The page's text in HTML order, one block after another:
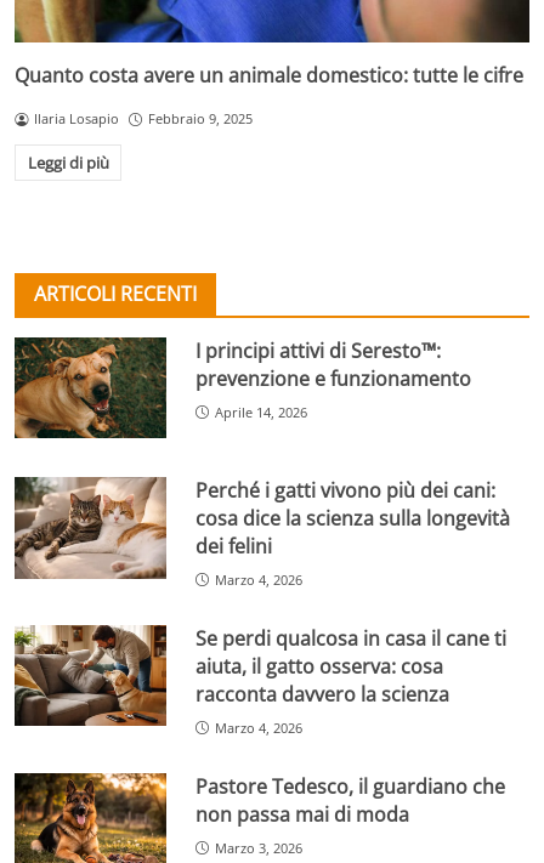
Quanto costa avere un animale domestico: tutte le cifre
Ilaria Losapio Febbraio 9, 2025
Leggi di più
ARTICOLI RECENTI
I principi attivi di Seresto™:
prevenzione e funzionamento
Aprile 14, 2026
Perché i gatti vivono più dei cani:
cosa dice la scienza sulla longevità
dei felini
Marzo 4, 2026
Se perdi qualcosa in casa il cane ti
aiuta, il gatto osserva: cosa
racconta davvero la scienza
Marzo 4, 2026
Pastore Tedesco, il guardiano che
non passa mai di moda
Marzo 3, 2026